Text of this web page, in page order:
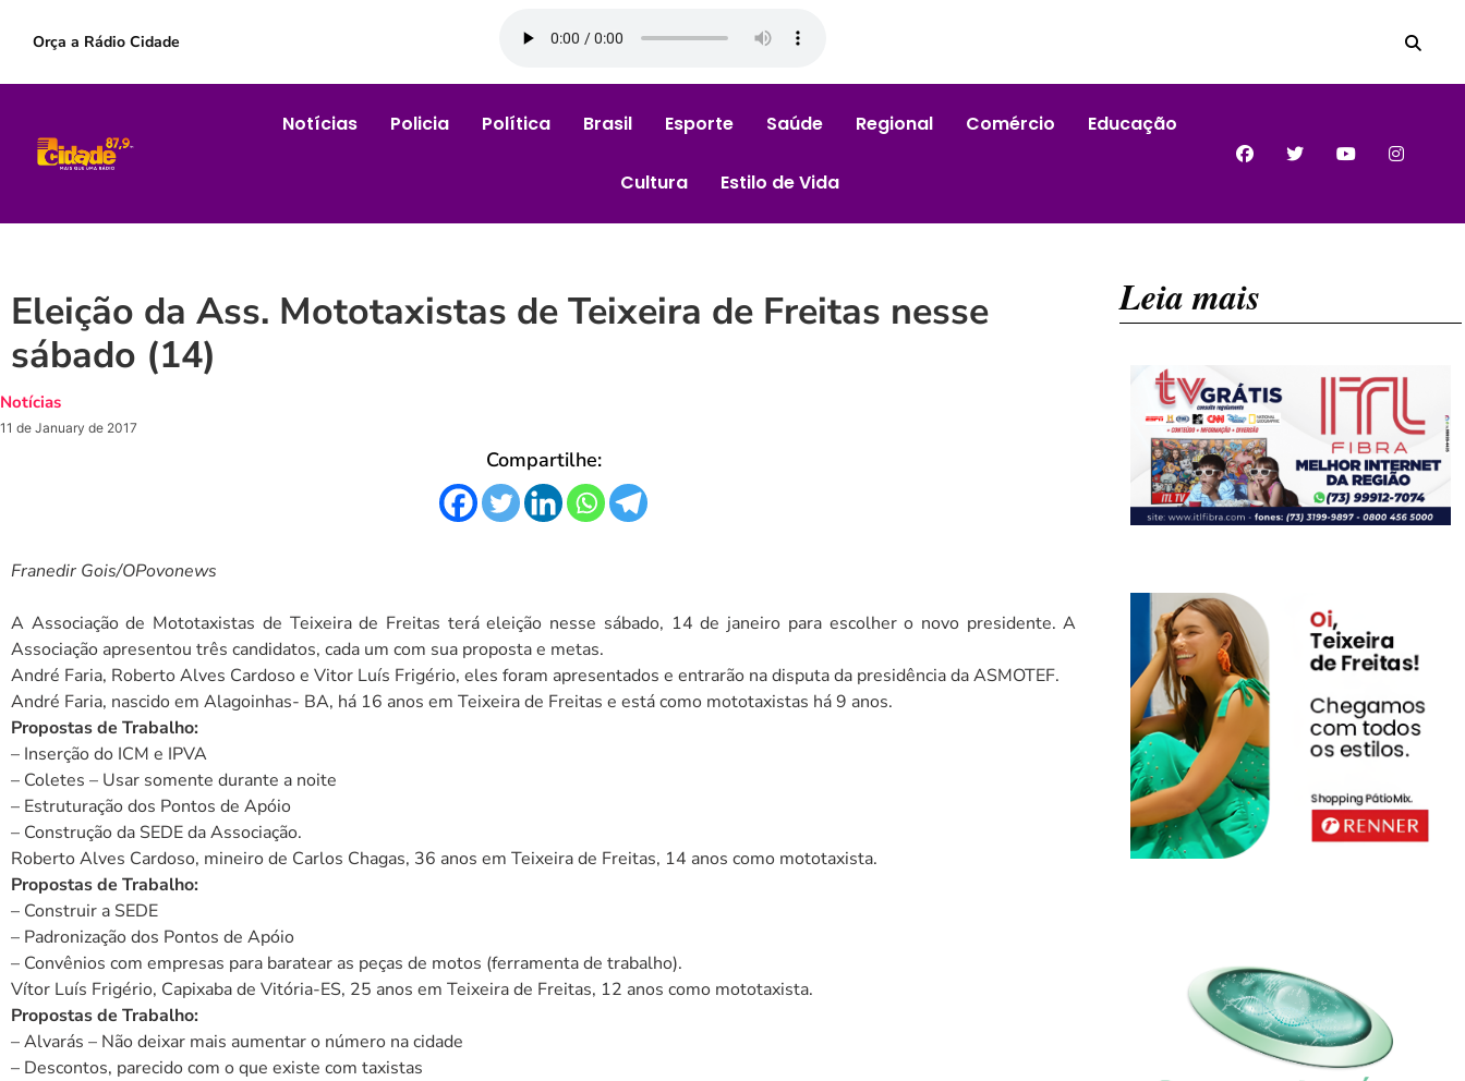
Orça a Rádio Cidade
Notícias Policia Política Brasil Esporte Saúde Regional Comércio Educação
Cultura Estilo de Vida
Eleição da Ass. Mototaxistas de Teixeira de Freitas nesse
sábado (14)
Notícias
11 de January de 2017
Compartilhe:
Franedir Gois/OPovonews
A Associação de Mototaxistas de Teixeira de Freitas terá eleição nesse sábado, 14 de janeiro para escolher o novo presidente. A
Associação apresentou três candidatos, cada um com sua proposta e metas.
André Faria, Roberto Alves Cardoso e Vitor Luís Frigério, eles foram apresentados e entrarão na disputa da presidência da ASMOTEF.
André Faria, nascido em Alagoinhas- BA, há 16 anos em Teixeira de Freitas e está como mototaxistas há 9 anos.
Propostas de Trabalho:
– Inserção do ICM e IPVA
– Coletes – Usar somente durante a noite
– Estruturação dos Pontos de Apóio
– Construção da SEDE da Associação.
Roberto Alves Cardoso, mineiro de Carlos Chagas, 36 anos em Teixeira de Freitas, 14 anos como mototaxista.
Propostas de Trabalho:
– Construir a SEDE
– Padronização dos Pontos de Apóio
– Convênios com empresas para baratear as peças de motos (ferramenta de trabalho).
Vítor Luís Frigério, Capixaba de Vitória-ES, 25 anos em Teixeira de Freitas, 12 anos como mototaxista.
Propostas de Trabalho:
– Alvarás – Não deixar mais aumentar o número na cidade
– Descontos, parecido com o que existe com taxistas
Leia mais